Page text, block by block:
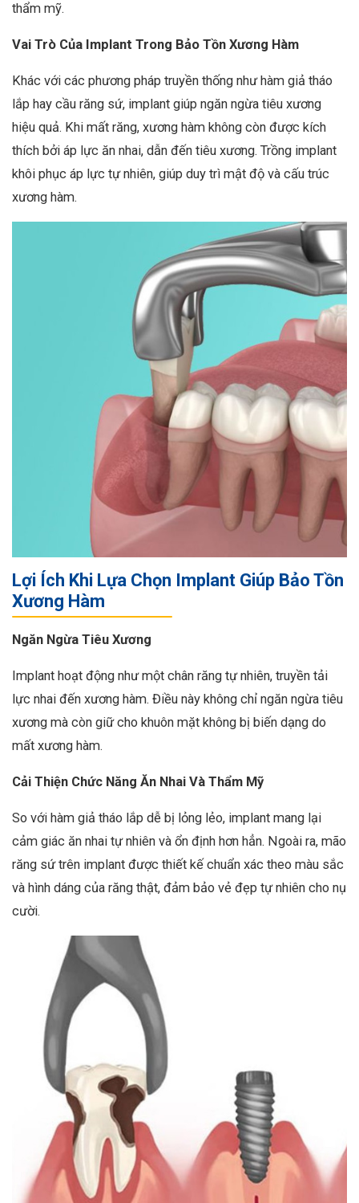
thẩm mỹ.
Vai Trò Của Implant Trong Bảo Tồn Xương Hàm
Khác với các phương pháp truyền thống như hàm giả tháo
lắp hay cầu răng sứ, implant giúp ngăn ngừa tiêu xương
hiệu quả. Khi mất răng, xương hàm không còn được kích
thích bởi áp lực ăn nhai, dẫn đến tiêu xương. Trồng implant
khôi phục áp lực tự nhiên, giúp duy trì mật độ và cấu trúc
xương hàm.
Lợi Ích Khi Lựa Chọn Implant Giúp Bảo Tồn
Xương Hàm
Ngăn Ngừa Tiêu Xương
Implant hoạt động như một chân răng tự nhiên, truyền tải
lực nhai đến xương hàm. Điều này không chỉ ngăn ngừa tiêu
xương mà còn giữ cho khuôn mặt không bị biến dạng do
mất xương hàm.
Cải Thiện Chức Năng Ăn Nhai Và Thẩm Mỹ
So với hàm giả tháo lắp dễ bị lỏng lẻo, implant mang lại
cảm giác ăn nhai tự nhiên và ổn định hơn hẳn. Ngoài ra, mão
răng sứ trên implant được thiết kế chuẩn xác theo màu sắc
và hình dáng của răng thật, đảm bảo vẻ đẹp tự nhiên cho nụ
cười.